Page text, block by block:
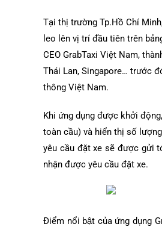
Tại thị trường Tp.Hồ Chí
leo lên vị trí đầu tiên trên
CEO GrabTaxi Việt Nam,
Thái Lan, Singapore… trước
thông Việt Nam.
Khi ứng dụng được khởi
toàn cầu) và hiển thị số
yêu cầu đặt xe sẽ được gửi
nhận được yêu cầu đặt xe.
Điểm nổi bật của ứng dụng